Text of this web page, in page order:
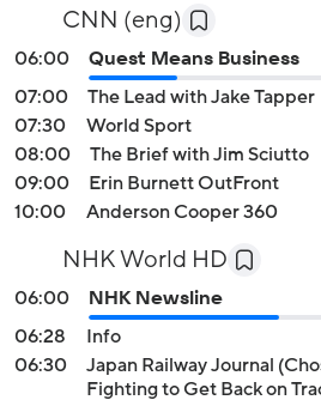
CNN (eng)
06:00
Quest Means Business
07:00
The Lead with Jake Tapper
07:30
World Sport
08:00
The Brief with Jim Sciutto
09:00
Erin Burnett OutFront
10:00
Anderson Cooper 360
NHK World HD
06:00
NHK Newsline
06:28
Info
06:30
Japan Railway Journal
Fighting to Get Back on